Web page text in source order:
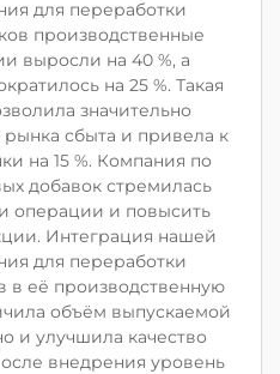
для переработки
производственные
выросли на 40 %, а
на 25 %. Такая
значительно
сбыта и привела к
на 15 %. Компания по
добавок стремилась
операции и повысить
Интеграция нашей
для переработки
в её производственную
объём выпускаемой
и улучшила качество
внедрения уровень